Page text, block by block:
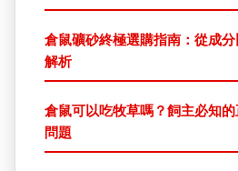
倉鼠礦砂終極選購指南：從成
解析
倉鼠可以吃牧草嗎？飼主必知
問題